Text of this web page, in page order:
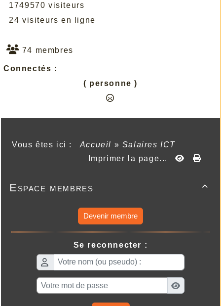
1749570 visiteurs
24 visiteurs en ligne
74 membres
Connectés :
( personne )
Vous êtes ici : Accueil » Salaires ICT
Imprimer la page...

Espace membres
Devenir membre
Se reconnecter :